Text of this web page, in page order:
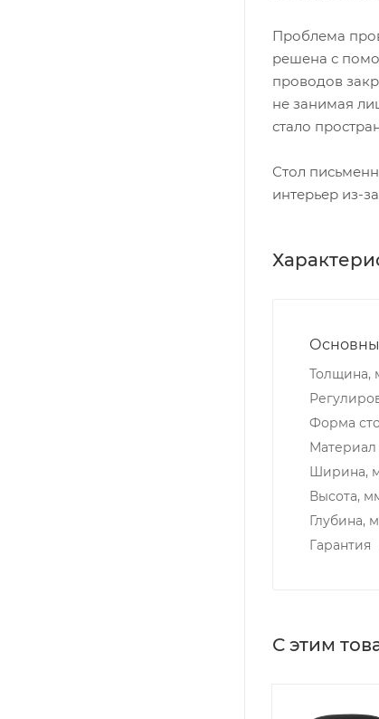
Проблема
решена с
проводов
не занимая
стало
Стол
интерьер из-
Толщина,
Форма
Материал
Ширина,
Высота,
Глубина,
Гарантия
С этим